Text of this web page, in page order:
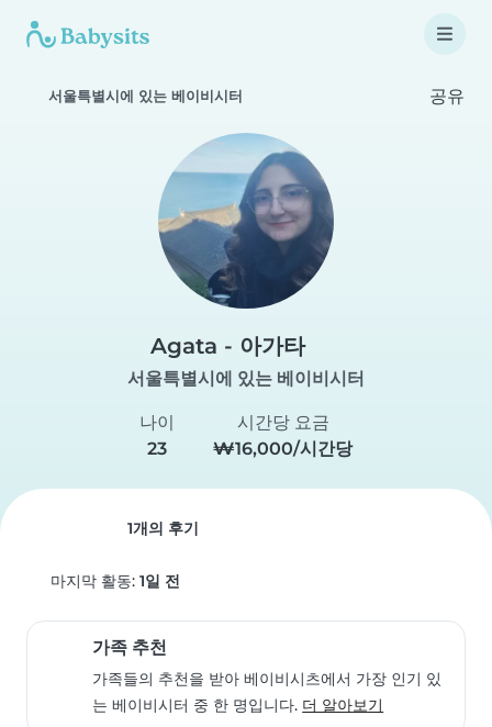
서울특별시에 있는 베이비시터 공유
Agata - 아가타
서울특별시에 있는 베이비시터
나이
23
시간당 요금
₩16,000/시간당
1개의 후기
마지막 활동: 1일 전
가족 추천
가족들의 추천을 받아 베이비시츠에서 가장 인기 있
는 베이비시터 중 한 명입니다. 더 알아보기